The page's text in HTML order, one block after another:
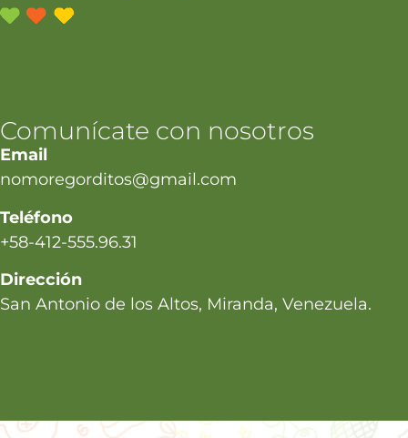
Comunícate con nosotros
Email
nomoregorditos@gmail.com
Teléfono
+58-412-555.96.31
Dirección
San Antonio de los Altos, Miranda, Venezuela.